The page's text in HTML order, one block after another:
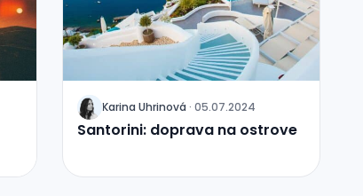
J Karina Uhrinová · 05.07.2024
Santorini: doprava na ostrove